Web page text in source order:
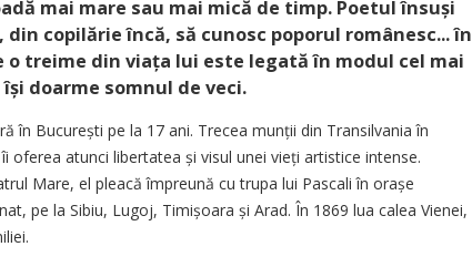
mai mare sau mai mică de timp. Poetul însuși
copilărie încă, să cunosc poporul românesc... în
o treime din viața lui este legată în modul cel mai
doarme somnul de veci.
în București pe la 17 ani. Trecea munții din Transilvania în
oferea atunci libertatea și visul unei vieți artistice intense.
Mare, el pleacă împreună cu trupa lui Pascali în orașe
pe la Sibiu, Lugoj, Timișoara și Arad. În 1869 lua calea Vienei,